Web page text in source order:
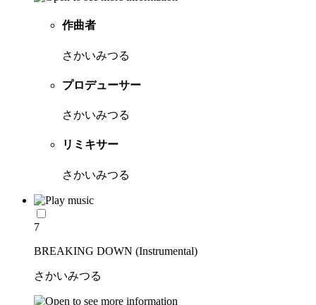
作曲者
さかいみつる
プロデューサー
さかいみつる
リミキサー
さかいみつる
7
BREAKING DOWN (Instrumental)
さかいみつる